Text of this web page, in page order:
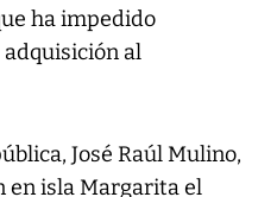
ha impedido
al
José Raúl Mulino,
en isla Margarita el